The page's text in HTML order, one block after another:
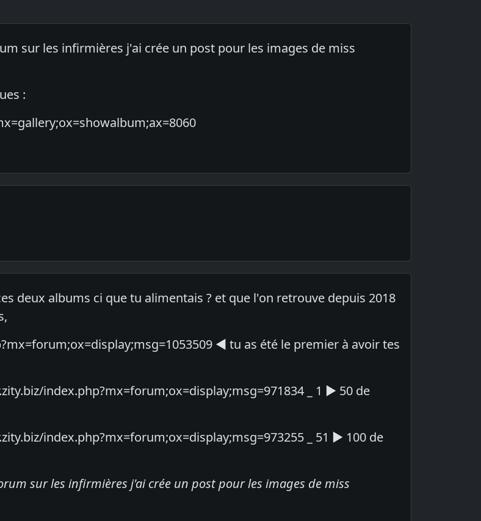
sur les infirmières j'ai crée un post pour les images de miss
:
deux albums ci que tu alimentais ? et que l'on retrouve depuis 2018
◄ tu as été le premier à avoir tes
index.php?mx=forum;ox=display;msg=971834 _ 1 ► 50 de
index.php?mx=forum;ox=display;msg=973255 _ 51 ► 100 de
sur les infirmières j'ai crée un post pour les images de miss